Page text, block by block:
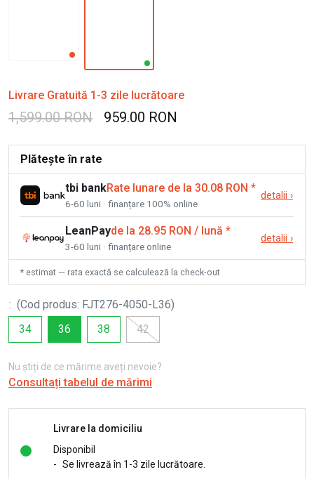
Livrare Gratuită 1-3 zile lucrătoare
1,599.00 RON 959.00 RON
Plătește în rate
tbi bankRate lunare de la 30.08 RON *
6-60 luni · finanțare 100% online
detalii ›
LeanPayde la 28.95 RON / lună *
3-60 luni · finanțare online
detalii ›
* estimat — rata exactă se calculează la check-out
: (Cod produs: FJT276-4050-L36)
34
36 38 42
Nu știți de ce mărime aveți nevoie?
Consultați tabelul de mărimi
Livrare la domiciliu
Disponibil
- Se livrează în 1-3 zile lucrătoare.